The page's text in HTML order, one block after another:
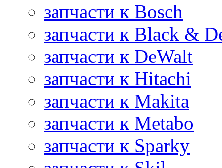
запчасти к Bosch
запчасти к Black &
запчасти к DeWalt
запчасти к Hitachi
запчасти к Makita
запчасти к Metabo
запчасти к Sparky